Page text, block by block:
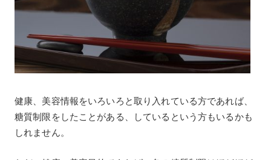
健康、美容情報をいろいろと取り入れている方であれば、
糖質制限をしたことがある、しているという方もいるかも
しれません。